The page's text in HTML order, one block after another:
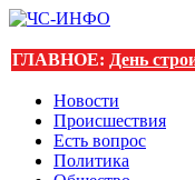
ГЛАВНОЕ: День
Новости
Происшествия
Есть вопрос
Политика